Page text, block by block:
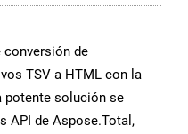
de
TSV a HTML con la
potente solución se
API de Aspose.Total,